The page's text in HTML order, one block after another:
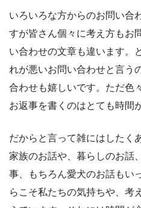
いろいろな方からのお問い合
すが皆さん個々に考え方もお
い合わせの文章も違います。
れが悪いお問い合わせと言う
合わせも嬉しいです。ただ色
お返事を書くのはとても時間
だからと言って雑にはしたく
家族のお話や、暮らしのお話
事、もちろん愛犬のお話もい
らこそ私たちの気持ちや、考